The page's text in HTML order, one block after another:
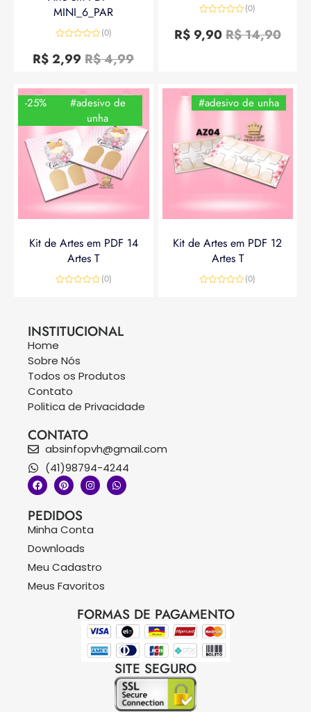
MINI_6_PAR
0
de
(0)
R$4,99
R$2,99
0
de
(0)
R$14,90
R$9,90
-25%
#adesivo de
unha
Kit de Artes em PDF 14
Artes T
(0)
#adesivo de unha
Kit de Artes em PDF 12
Artes T
(0)
INSTITUCIONAL
Home
Sobre Nós
Todos os Produtos
Contato
Politica de Privacidade
CONTATO
absinfopvh@gmail.com
(41)98794-4244
PEDIDOS
Minha Conta
Downloads
Meu Cadastro
Meus Favoritos
FORMAS DE PAGAMENTO
SITE SEGURO